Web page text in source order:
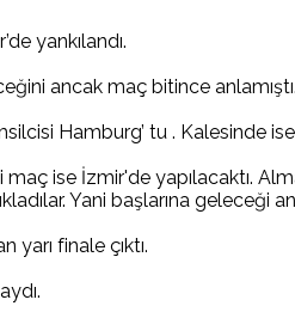
yankılandı.
ancak maç bitince anlamıştı.
Hamburg’ tu . Kalesinde
ise İzmir'de yapılacaktı.
Yani başlarına geleceği
finale çıktı.